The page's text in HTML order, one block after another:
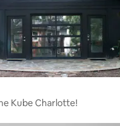
Kube Charlotte!